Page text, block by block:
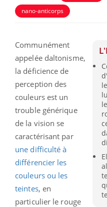
nano-anticorps
Communément
appelée daltonisme,
la déficience de
perception des
couleurs est un
trouble générique
de la vision se
caractérisant par
une difficulté à
différencier les
couleurs ou les
teintes, en
particulier le rouge